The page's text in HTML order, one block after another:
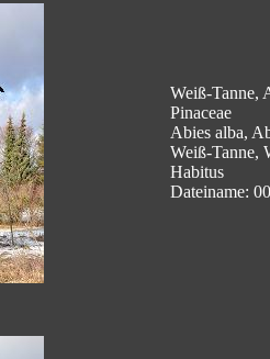
Weiß-Tanne,
Pinaceae
Abies alba,
Weiß-Tanne,
Habitus
Dateiname: